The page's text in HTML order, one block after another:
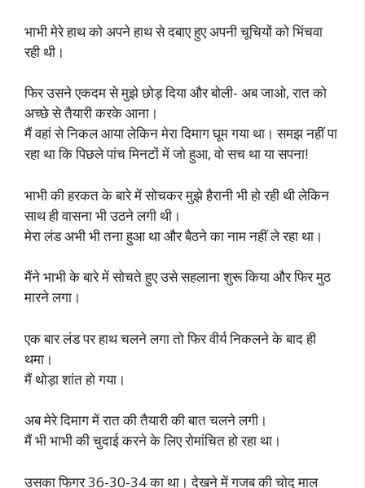
भाभी मेरे हाथ को अपने हाथ से दबाए हुए अपनी चूचियों को भिंचवा
रही थी।
फिर उसने एकदम से मुझे छोड़ दिया और बोली- अब जाओ, रात को
अच्छे से तैयारी करके आना।
मैं वहां से निकल आया लेकिन मेरा दिमाग घूम गया था। समझ नहीं पा
रहा था कि पिछले पांच मिनटों में जो हुआ, वो सच था या सपना!
भाभी की हरकत के बारे में सोचकर मुझे हैरानी भी हो रही थी लेकिन
साथ ही वासना भी उठने लगी थी।
मेरा लंड अभी भी तना हुआ था और बैठने का नाम नहीं ले रहा था।
मैंने भाभी के बारे में सोचते हुए उसे सहलाना शुरू किया और फिर मुठ
मारने लगा।
एक बार लंड पर हाथ चलने लगा तो फिर वीर्य निकलने के बाद ही
थमा।
मैं थोड़ा शांत हो गया।
अब मेरे दिमाग में रात की तैयारी की बात चलने लगी।
मैं भी भाभी की चुदाई करने के लिए रोमांचित हो रहा था।
उसका फिगर 36-30-34 का था। देखने में गजब की चोदू माल